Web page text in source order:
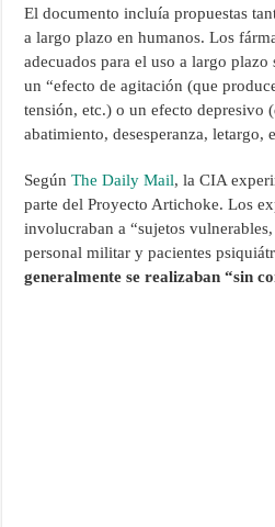
El documento incluía propuestas
a largo plazo en humanos. Los
adecuados para el uso a largo plazo
un “efecto de agitación (que
tensión, etc.) o un efecto depresivo
abatimiento, desesperanza, letargo,
SegúnThe Daily Mail, la CIA
parte del Proyecto Artichoke. Los
involucraban a “sujetos
personal militar y pacientes
generalmente se realizaban “sin